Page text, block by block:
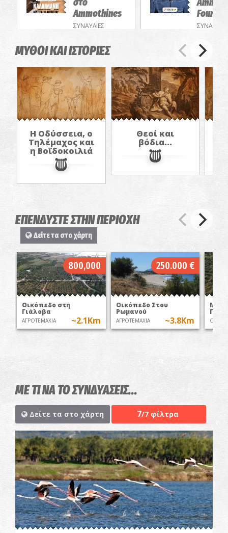
Ammothines
ΣΥΝΑΥΛΙΕΣ
Four
ΣΥΝΑΥΛΙΕΣ
ΜΥΘΟΙ ΚΑΙ ΙΣΤΟΡΙΕΣ
Η Οδύσσεια, ο
Τηλέμαχος και
η Βοϊδοκοιλιά
Θεοί και
βόδια...
ΕΠΕΝΔΥΣΤΕ ΣΤΗΝ ΠΕΡΙΟΧΗ
Δείτε τα στο χάρτη
800,000
Οικόπεδο στη
Γιάλοβα
ΑΓΡΟΤΕΜΑΧΙΑ ~2.1Km
250.000 €
Οικόπεδο Στου
Ρωμανού
ΑΓΡΟΤΕΜΑΧΙΑ ~3.8Km ΟΙΚΙΕΣ
ΜΕ ΤΙ ΝΑ ΤΟ ΣΥΝΔΥΑΣΕΙΣ...
Δείτε τα στο χάρτη 7/7 φίλτρα